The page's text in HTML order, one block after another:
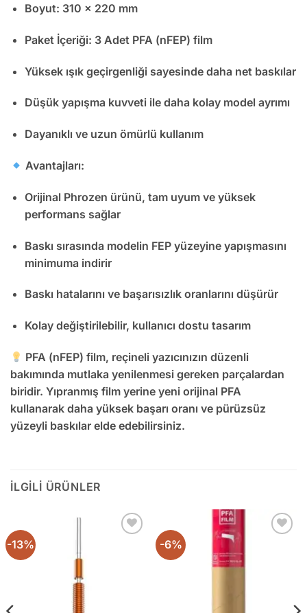
Boyut: 310 × 220 mm
Paket İçeriği: 3 Adet PFA (nFEP) film
Yüksek ışık geçirgenliği sayesinde daha net baskılar
Düşük yapışma kuvveti ile daha kolay model ayrımı
Dayanıklı ve uzun ömürlü kullanım
Avantajları:
Orijinal Phrozen ürünü, tam uyum ve yüksek
performans sağlar
Baskı sırasında modelin FEP yüzeyine yapışmasını
minimuma indirir
Baskı hatalarını ve başarısızlık oranlarını düşürür
Kolay değiştirilebilir, kullanıcı dostu tasarım
PFA (nFEP) film, reçineli yazıcınızın düzenli
bakımında mutlaka yenilenmesi gereken parçalardan
biridir. Yıpranmış film yerine yeni orijinal PFA
kullanarak daha yüksek başarı oranı ve pürüzsüz
yüzeyli baskılar elde edebilirsiniz.
İLGILI ÜRÜNLER
-13% -6%